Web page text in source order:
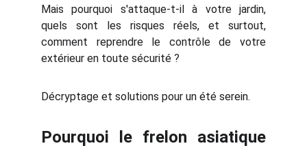
Mais pourquoi s'attaque-t-il à votre jardin,
quels sont les risques réels, et surtout,
comment reprendre le contrôle de votre
extérieur en toute sécurité ?
Décryptage et solutions pour un été serein.
Pourquoi le frelon asiatique